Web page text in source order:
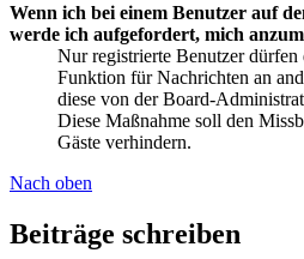
Wenn ich bei einem Benutzer auf
werde ich aufgefordert, mich
Nur registrierte Benutzer
Funktion für Nachrichten an
diese von der Board-
Diese Maßnahme soll den
Gäste verhindern.
Nach oben
Beiträge schreiben